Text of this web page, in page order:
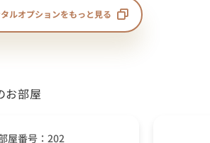
ルオプションをもっと見る
お部屋
屋番号：202